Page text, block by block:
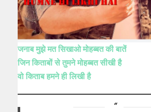
जनाब मुझे मत सिखाओ मोहब्बत की बातें
जिन किताबों से तुमने मोहब्बत सीखी है
वो किताब हमने ही लिखी है